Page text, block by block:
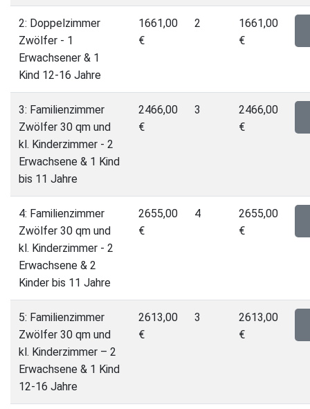
2: Doppelzimmer
Zwölfer - 1
Erwachsener & 1
Kind 12-16 Jahre
1661,00
€
2
1661,00
€
3: Familienzimmer
Zwölfer 30 qm und
kl. Kinderzimmer - 2
Erwachsene & 1 Kind
bis 11 Jahre
2466,00
€
3
2466,00
€
4: Familienzimmer
Zwölfer 30 qm und
kl. Kinderzimmer - 2
Erwachsene & 2
Kinder bis 11 Jahre
2655,00
€
4
2655,00
€
5: Familienzimmer
Zwölfer 30 qm und
kl. Kinderzimmer – 2
Erwachsene & 1 Kind
12-16 Jahre
2613,00
€
3
2613,00
€